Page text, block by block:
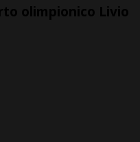
olimpionico Livio